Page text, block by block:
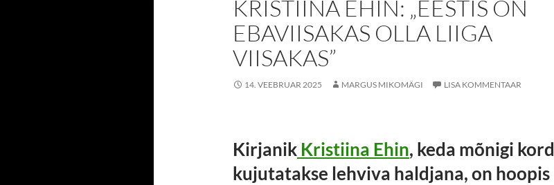
KRISTIINA EHIN: „EESTIS ON
EBAVIISAKAS OLLA LIIGA
VIISAKAS”
14. VEEBRUAR 2025 MARGUS MIKOMÄGI LISA KOMMENTAAR
Kirjanik Kristiina Ehin, keda mõnigi kord
kujutatakse lehviva haldjana, on hoopis